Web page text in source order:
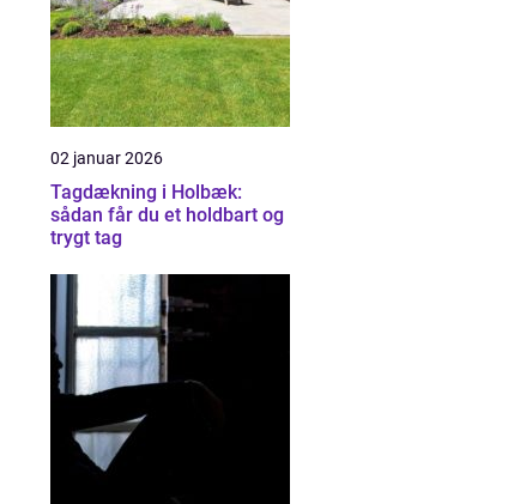
02 januar 2026
Tagdækning i Holbæk:
sådan får du et holdbart og
trygt tag